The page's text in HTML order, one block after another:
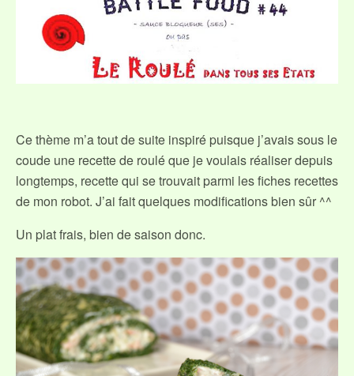
Ce thème m’a tout de suite inspiré puisque j’avais sous le
coude une recette de roulé que je voulais réaliser depuis
longtemps, recette qui se trouvait parmi les fiches recettes
de mon robot. J’ai fait quelques modifications bien sûr ^^
Un plat frais, bien de saison donc.